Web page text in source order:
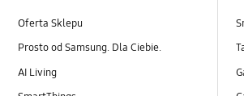
Oferta Sklepu
Prosto od Samsung. Dla Ciebie.
AI Living